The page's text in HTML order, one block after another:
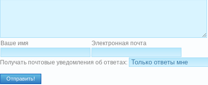
Ваше имя Электронная почта
Получать почтовые уведомления об ответах: